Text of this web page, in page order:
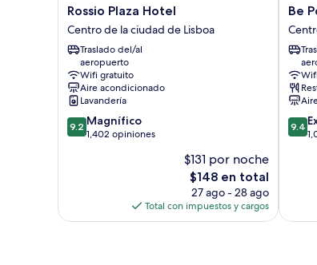
Rossio
Plaza
Hotel
Centro
la
ciudad
de
Lisboa
Rossio Plaza Hotel
Centro de la ciudad de Lisboa
Traslado del/al
aeropuerto
Wifi gratuito
Aire acondicionado
Lavandería
9.2
de
9.2 Magnífico
1,402 opiniones
$131 por noche
El
precio
actual
es
$148 en total
27 ago - 28 ago
Total con impuestos y cargos
Be
Poet
Baixa
Hotel
de
la
ciudad
de
Be
9.4
de
9.4